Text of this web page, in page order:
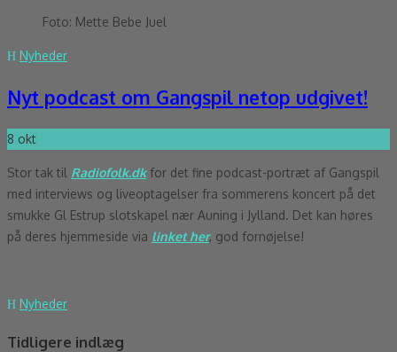
Foto: Mette Bebe Juel
Nyheder
Nyt podcast om Gangspil netop udgivet!
8 okt
Stor tak til Radiofolk.dk for det fine podcast-portræt af Gangspil
med interviews og liveoptagelser fra sommerens koncert på det
smukke Gl Estrup slotskapel nær Auning i Jylland. Det kan høres
på deres hjemmeside via linket her, god fornøjelse!
Nyheder
Tidligere indlæg